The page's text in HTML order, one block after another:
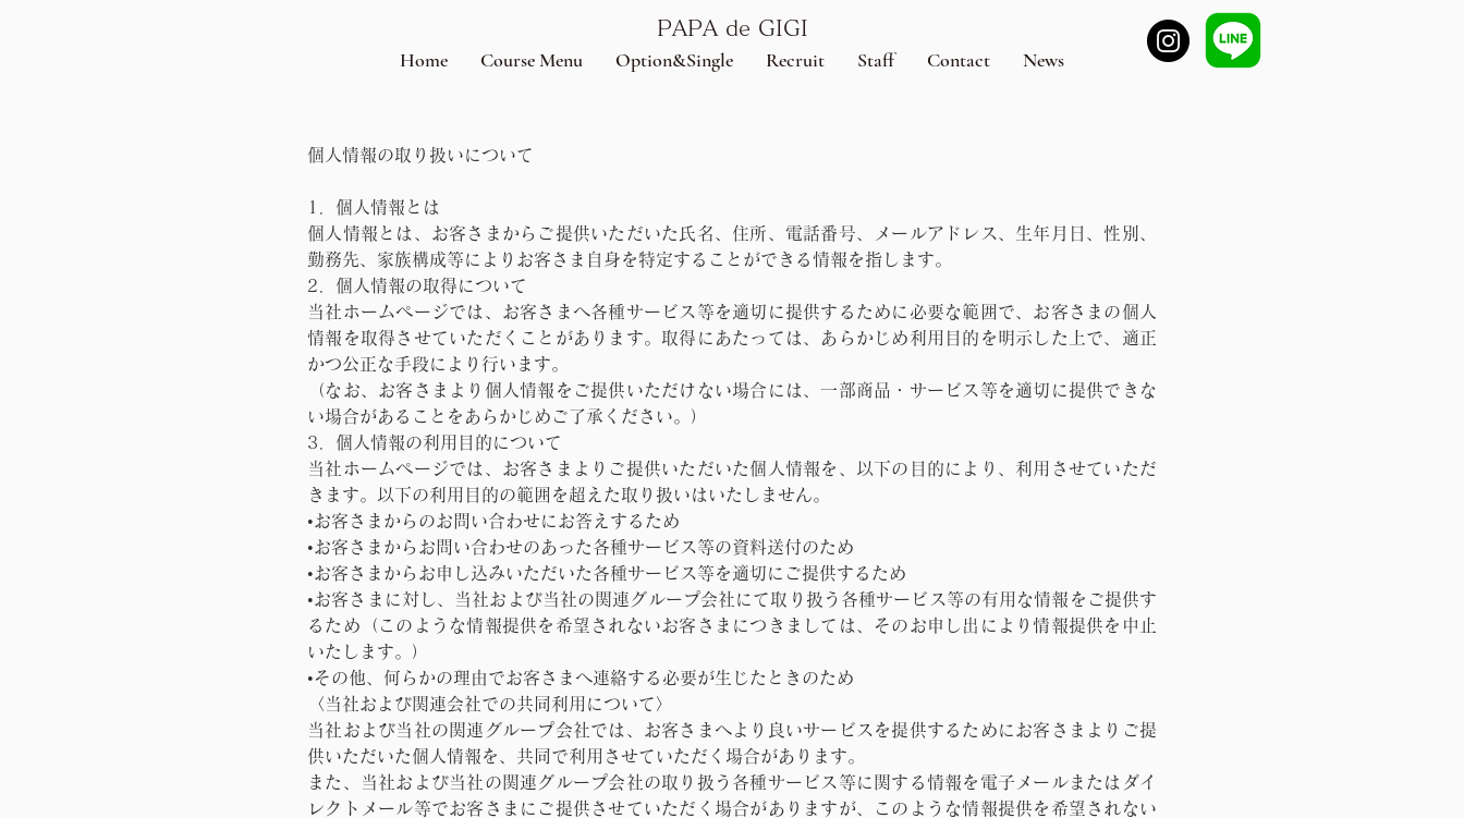
PAPA de GIGI
Home Course Menu Option&Single Recruit Staff Contact News
個人情報の取り扱いについて
1．個人情報とは
個人情報とは、お客さまからご提供いただいた氏名、住所、電話番号、メールアドレス、生年月日、性別、
勤務先、家族構成等によりお客さま自身を特定することができる情報を指します。
2．個人情報の取得について
当社ホームページでは、お客さまへ各種サービス等を適切に提供するために必要な範囲で、お客さまの個人
情報を取得させていただくことがあります。取得にあたっては、あらかじめ利用目的を明示した上で、適正
かつ公正な手段により行います。
（なお、お客さまより個人情報をご提供いただけない場合には、一部商品・サービス等を適切に提供できな
い場合があることをあらかじめご了承ください。）
3．個人情報の利用目的について
当社ホームページでは、お客さまよりご提供いただいた個人情報を、以下の目的により、利用させていただ
きます。以下の利用目的の範囲を超えた取り扱いはいたしません。
•お客さまからのお問い合わせにお答えするため
•お客さまからお問い合わせのあった各種サービス等の資料送付のため
•お客さまからお申し込みいただいた各種サービス等を適切にご提供するため
•お客さまに対し、当社および当社の関連グループ会社にて取り扱う各種サービス等の有用な情報をご提供す
るため（このような情報提供を希望されないお客さまにつきましては、そのお申し出により情報提供を中止
いたします。）
•その他、何らかの理由でお客さまへ連絡する必要が生じたときのため
〈当社および関連会社での共同利用について〉
当社および当社の関連グループ会社では、お客さまへより良いサービスを提供するためにお客さまよりご提
供いただいた個人情報を、共同で利用させていただく場合があります。
また、当社および当社の関連グループ会社の取り扱う各種サービス等に関する情報を電子メールまたはダイ
レクトメール等でお客さまにご提供させていただく場合がありますが、このような情報提供を希望されない